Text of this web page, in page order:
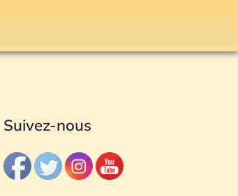
Suivez-nous
Archives